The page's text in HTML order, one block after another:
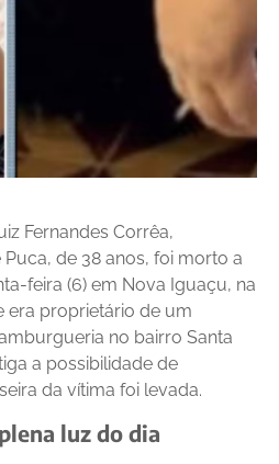
Fernandes Corrêa,
de 38 anos, foi morto a
feira (6) em Nova Iguaçu, na
era proprietário de um
no bairro Santa
a possibilidade de
da vítima foi levada.
luz do dia